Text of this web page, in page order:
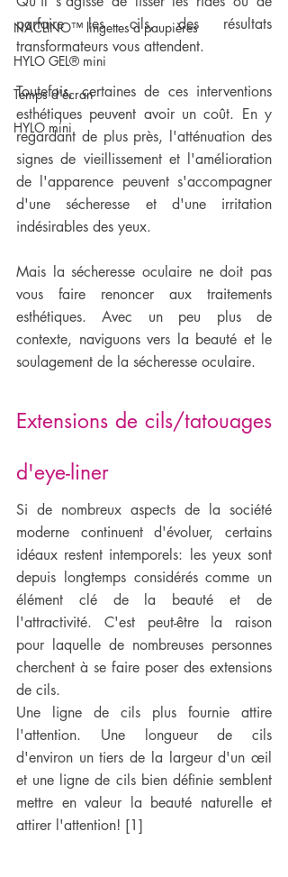
NACLINO™ lingettes à paupières
HYLO GEL® mini
Temps d'écran
HYLO mini
parfaire les cils, des résultats
transformateurs vous attendent.
Toutefois, certaines de ces interventions
esthétiques peuvent avoir un coût. En y
regardant de plus près, l'atténuation des
signes de vieillissement et l'amélioration
de l'apparence peuvent s'accompagner
d'une sécheresse et d'une irritation
indésirables des yeux.
Mais la sécheresse oculaire ne doit pas
vous faire renoncer aux traitements
esthétiques. Avec un peu plus de
contexte, naviguons vers la beauté et le
soulagement de la sécheresse oculaire.
Extensions de cils/tatouages
d'eye-liner
Si de nombreux aspects de la société
moderne continuent d'évoluer, certains
idéaux restent intemporels: les yeux sont
depuis longtemps considérés comme un
élément clé de la beauté et de
l'attractivité. C'est peut-être la raison
pour laquelle de nombreuses personnes
cherchent à se faire poser des extensions
de cils.
Une ligne de cils plus fournie attire
l'attention. Une longueur de cils
d'environ un tiers de la largeur d'un œil
et une ligne de cils bien définie semblent
mettre en valeur la beauté naturelle et
attirer l'attention! [1]